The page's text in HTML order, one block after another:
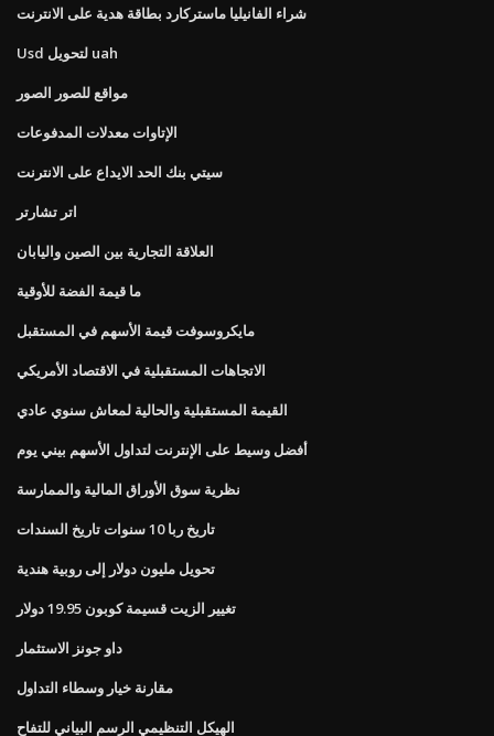
شراء الفانيليا ماستركارد بطاقة هدية على الانترنت
Usd لتحويل uah
مواقع للصور الصور
الإتاوات معدلات المدفوعات
سيتي بنك الحد الايداع على الانترنت
اتر تشارتر
العلاقة التجارية بين الصين واليابان
ما قيمة الفضة للأوقية
مايكروسوفت قيمة الأسهم في المستقبل
الاتجاهات المستقبلية في الاقتصاد الأمريكي
القيمة المستقبلية والحالية لمعاش سنوي عادي
أفضل وسيط على الإنترنت لتداول الأسهم بيني يوم
نظرية سوق الأوراق المالية والممارسة
تاريخ ربا 10 سنوات تاريخ السندات
تحويل مليون دولار إلى روبية هندية
تغيير الزيت قسيمة كوبون 19.95 دولار
داو جونز الاستثمار
مقارنة خيار وسطاء التداول
الهيكل التنظيمي الرسم البياني للتفاح